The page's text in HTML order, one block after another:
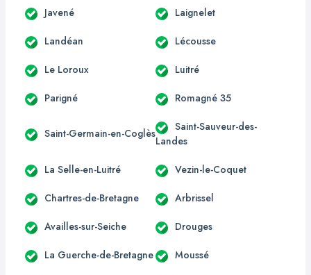
Javené Laignelet
Landéan Lécousse
Le Loroux Luitré
Parigné Romagné 35
Saint-Germain-en-Coglès
Saint-Sauveur-des-
Landes
La Selle-en-Luitré Vezin-le-Coquet
Chartres-de-Bretagne Arbrissel
Availles-sur-Seiche Drouges
La Guerche-de-Bretagne Moussé